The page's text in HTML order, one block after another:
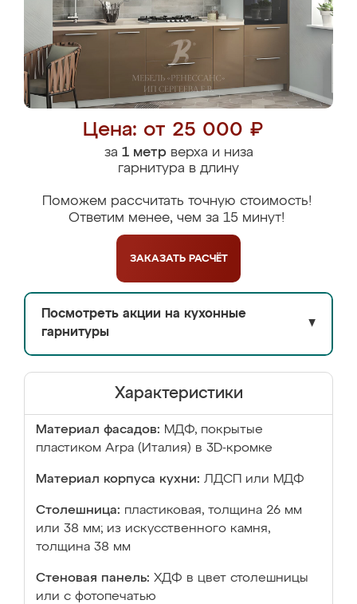
Цена: от 25 000 ₽
за 1 метрверха и низа
гарнитура в длину
Поможем рассчитать точную стоимость!
Ответим менее, чем за 15 минут!
ЗАКАЗАТЬ РАСЧЁТ
Посмотреть акции на кухонные
гарнитуры
▼
Характеристики
Материал фасадов: МДФ, покрытые
пластиком Arpa (Италия) в 3D-кромке
Материал корпуса кухни: ЛДСП или МДФ
Столешница: пластиковая, толщина 26 мм
или 38 мм; из искусственного камня,
толщина 38 мм
Стеновая панель: ХДФ в цвет столешницы
или с фотопечатью